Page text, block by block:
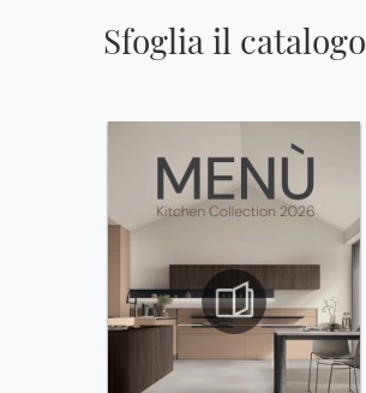
Sfoglia il catalogo